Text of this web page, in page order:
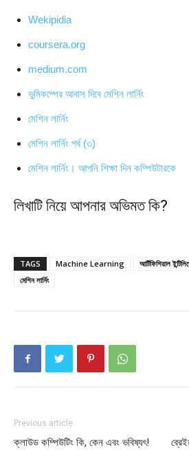
Wekipidia
coursera.org
medium.com
ভুমিকম্পের আবাস দিবে মেশিন লার্নিং
মেশিন লার্নিং
মেশিন লার্নিং পর্ব (৩)
মেশিন লার্নিং। আপনি শিক্ষা দিন কম্পিউটারকে
লিখাটি নিয়ে আপনার অভিমত কি?
TAGS Machine Learning আর্টিফিশিয়াল
মেশিন লার্নিং
Previous article
ক্লাউড কম্পিউটিং কি, কেন এবং ভবিষ্যৎ!